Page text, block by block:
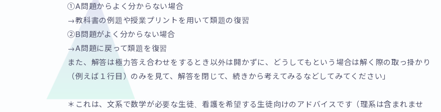
①A問題からよく分からない場合
→教科書の例題や授業プリントを用いて類題の復習
②B問題がよく分からない場合
→A問題に戻って類題を復習
また、解答は極力答え合わせをするとき以外は開かずに、どうしてもという場合は解く際の取っ掛かり
（例えば１行目）のみを見て、解答を閉じて、続きから考えてみるなどしてみてください」
＊これは、文系で数学が必要な生徒、看護を希望する生徒向けのアドバイスです（理系は含まれませ